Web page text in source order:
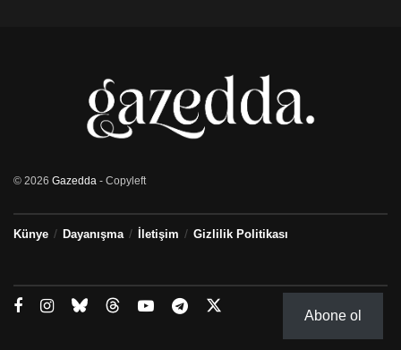
© 2026 Gazedda - Copyleft
Künye Dayanışma İletişim Gizlilik Politikası
Abone ol